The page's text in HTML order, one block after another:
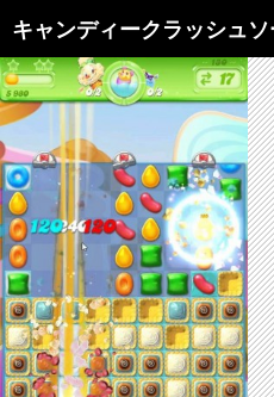
キャンディークラッシュ
索
ン
テ
ン
ツ
へ
ス
キ
ッ
プ